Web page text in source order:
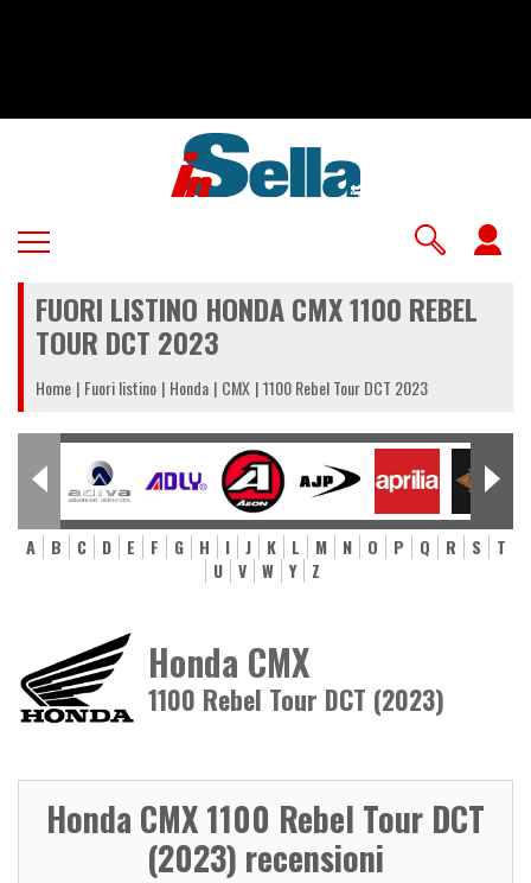
FUORI LISTINO HONDA CMX 1100 REBEL
TOUR DCT 2023
Home Fuori listino Honda CMX 1100 Rebel Tour DCT 2023
A B C D E F G H I J K L M N O P Q R S
T
U
V W Y Z
Honda CMX
1100 Rebel Tour DCT (2023)
Honda CMX 1100 Rebel Tour DCT
(2023) recensioni